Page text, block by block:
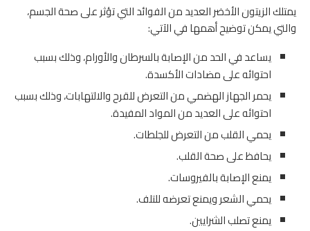
يمتلك الزيتون الأخضر العديد من الفوائد التي تؤثر على صحة الجسم،
والتي يمكن توضيح أهمها في الآتي:
يساعد في الحد من الإصابة بالسرطان والأورام، وذلك بسبب
احتوائه على مضادات الأكسدة.
يحمر الجهاز الهضمي من التعرض للقرح والالتهابات، وذلك بسبب
احتوائه على العديد من المواد المفيدة.
يحمي القلب من التعرض للجلطات.
يحافظ على صحة القلب.
يمنع الإصابة بالفيروسات.
يحمي الشعر ويمنع تعرضه للتلف.
يمنع تصلب الشرايين.